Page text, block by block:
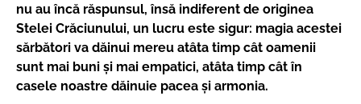
nu au încă răspunsul, însă indiferent de originea
Stelei Crăciunului, un lucru este sigur: magia acestei
sărbători va dăinui mereu atâta timp cât oamenii
sunt mai buni şi mai empatici, atâta timp cât în
casele noastre dăinuie pacea şi armonia.